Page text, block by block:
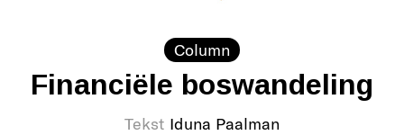
Column
Financiële boswandeling
Tekst Iduna Paalman